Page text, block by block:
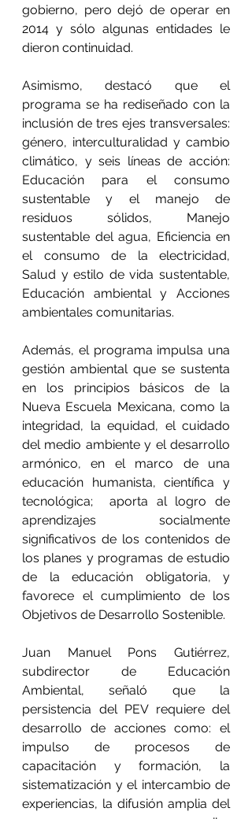
gobierno, pero dejó de operar en
2014 y sólo algunas entidades le
dieron continuidad.
Asimismo, destacó que el
programa se ha rediseñado con la
inclusión de tres ejes transversales:
género, interculturalidad y cambio
climático, y seis líneas de acción:
Educación para el consumo
sustentable y el manejo de
residuos sólidos, Manejo
sustentable del agua, Eficiencia en
el consumo de la electricidad,
Salud y estilo de vida sustentable,
Educación ambiental y Acciones
ambientales comunitarias.
Además, el programa impulsa una
gestión ambiental que se sustenta
en los principios básicos de la
Nueva Escuela Mexicana, como la
integridad, la equidad, el cuidado
del medio ambiente y el desarrollo
armónico, en el marco de una
educación humanista, científica y
tecnológica;  aporta al logro de
aprendizajes socialmente
significativos de los contenidos de
los planes y programas de estudio
de la educación obligatoria, y
favorece el cumplimiento de los
Objetivos de Desarrollo Sostenible.
Juan Manuel Pons Gutiérrez,
subdirector de Educación
Ambiental, señaló que la
persistencia del PEV requiere del
desarrollo de acciones como: el
impulso de procesos de
capacitación y formación, la
sistematización y el intercambio de
experiencias, la difusión amplia del